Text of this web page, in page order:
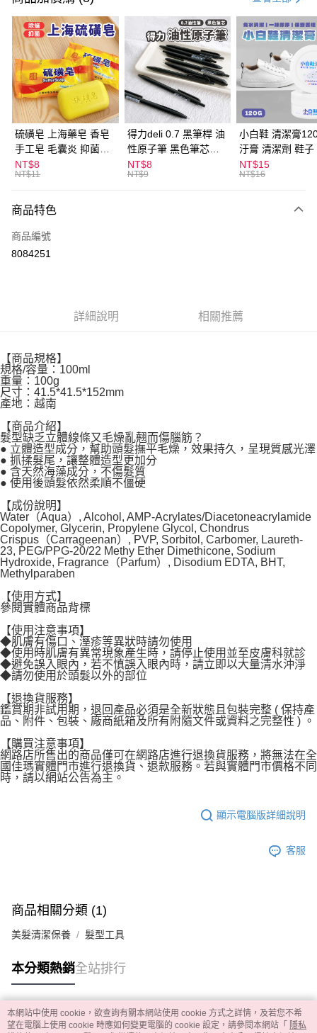
超商取貨付款
LINE Pay
Apple Pay
街口支付
悠遊付
ATM付款
全家取貨付款
每筆NT$60，滿NT$599(含以上)免運費
付款後全家取貨
每筆NT$60，滿NT$599(含以上)免運費
每筆NT$60，滿NT$599(含以上)免運費
宅配
每筆NT$120，滿NT$1,999(含以上)免運費
硫磺皂 上海藥皂 香皂
手工皂 毛囊炎 抑菌除
蟎 清潔護膚 去油去痘
寵物皮膚病 狗狗貓咪
NT$8
NT$11
得力deli 0.7 黑筆桿 油
性原子筆 黑色筆芯
S304
NT$8
NT$9
小白鞋 清潔膏
汙膏 清潔劑 鞋子
漬 白皮鞋 鞋油
NT$15
NT$16
商品特色
商品編號
8084251
詳細說明 相關推薦
【商品規格】
規格/容量：100ml
重量：100g
尺寸：41.5*41.5*152mm
產地：越南
【商品介紹】
髮型缺乏立體線條又毛燥亂翹而傷腦筋？
● 立體造型成分，幫助頭髮撫平毛燥，效果持久，呈現質感光澤
● 抓揉髮尾，讓整體造型更加分
● 含天然海藻成分，不傷髮質
● 使用後頭髮依然柔順不僵硬
【成份說明】
Water（Aqua）, Alcohol, AMP-Acrylates/Diacetoneacrylamide
Copolymer, Glycerin, Propylene Glycol, Chondrus
Crispus（Carrageenan）, PVP, Sorbitol, Carbomer, Laureth-
23, PEG/PPG-20/22 Methy Ether Dimethicone, Sodium
Hydroxide, Fragrance（Parfum）, Disodium EDTA, BHT,
Methylparaben
【使用方式】
參閱實體商品背標
【使用注意事項】
◆肌膚有傷口、溼疹等異狀時請勿使用
◆使用時肌膚有異常現象產生時，請停止使用並至皮膚科就診
◆避免誤入眼內，若不慎誤入眼內時，請立即以大量清水沖淨
◆請勿使用於頭髮以外的部位
【退換貨服務】
鑑賞期非試用期，退回產品必須是全新狀態且包裝完整 ( 保持產
品、附件、包裝、廠商紙箱及所有附隨文件或資料之完整性 ) 。
【購買注意事項】
網路店所售出的商品僅可在網路店進行退換貨服務，將無法在全
國佳瑪實體門市進行退換貨、退款服務。若與實體門市價格不同
時，請以網站公告為主。
顯示電腦版詳細說明
客服
商品相關分類 (1)
美髮清潔保養 髮型工具
本分類熱銷全站排行
熱門標籤
本網站中使用 cookie，欲查詢有關本網站使用 cookie 方式之詳情，及若您不希
望在電腦上使用 cookie 時應如何變更電腦的 cookie 設定，請參閱本網站「 隱私